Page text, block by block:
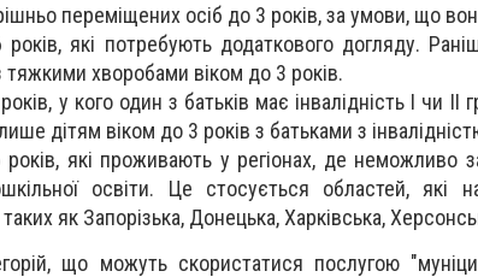
переміщених осіб до 3 років, за умови, що
які потребують додаткового догляду.
тяжкими хворобами віком до 3 років.
у кого один з батьків має інвалідність I чи
дітям віком до 3 років з батьками з
які проживають у регіонах, де неможливо
освіти. Це стосується областей, які
як Запорізька, Донецька, Харківська,
що можуть скористатися послугою